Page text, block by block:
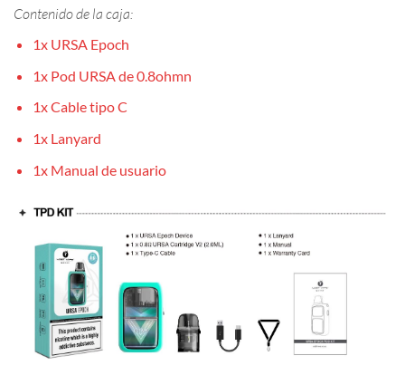
Contenido de la caja:
1x URSA Epoch
1x Pod URSA de 0.8ohmn
1x Cable tipo C
1x Lanyard
1x Manual de usuario